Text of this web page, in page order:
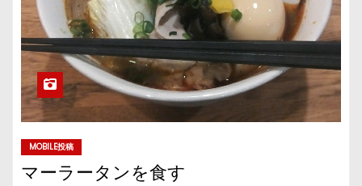
MOBILE投稿
マーラータンを食す